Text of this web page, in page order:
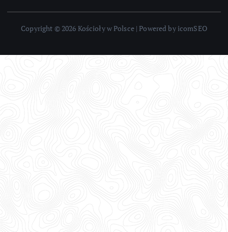
Copyright © 2026 Kościoły w Polsce | Powered by icomSEO